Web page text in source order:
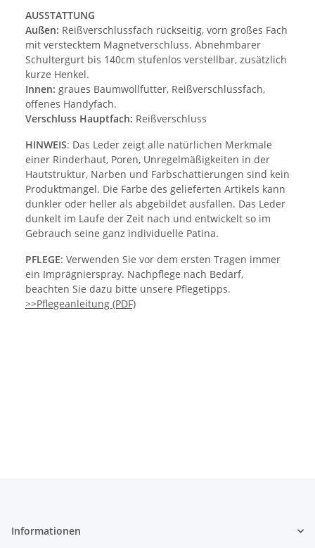
AUSSTATTUNG
Außen: Reißverschlussfach rückseitig, vorn großes Fach
mit verstecktem Magnetverschluss. Abnehmbarer
Schultergurt bis 140cm stufenlos verstellbar, zusätzlich
kurze Henkel.
Innen: graues Baumwollfutter, Reißverschlussfach,
offenes Handyfach.
Verschluss Hauptfach: Reißverschluss
HINWEIS: Das Leder zeigt alle natürlichen Merkmale
einer Rinderhaut, Poren, Unregelmäßigkeiten in der
Hautstruktur, Narben und Farbschattierungen sind kein
Produktmangel. Die Farbe des gelieferten Artikels kann
dunkler oder heller als abgebildet ausfallen. Das Leder
dunkelt im Laufe der Zeit nach und entwickelt so im
Gebrauch seine ganz individuelle Patina.
PFLEGE: Verwenden Sie vor dem ersten Tragen immer
ein Imprägnierspray. Nachpflege nach Bedarf,
beachten Sie dazu bitte unsere Pflegetipps.
>>Pflegeanleitung (PDF)
Informationen